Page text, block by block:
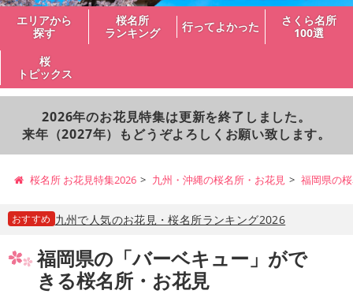
エリアから
探す
桜名所
ランキング
行ってよかった
さくら名所
100選
桜
トピックス
2026年のお花見特集は更新を終了しました。
来年（2027年）もどうぞよろしくお願い致します。
桜名所 お花見特集2026 九州・沖縄の桜名所・お花見 福岡県の
おすすめ 九州で人気のお花見・桜名所ランキング2026
福岡県の「バーベキュー」がで
きる桜名所・お花見